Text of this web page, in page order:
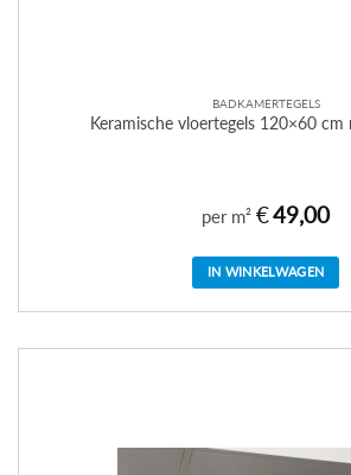
BADKAMERTEGELS
Keramische vloertegels 120×60
per m² €49,00
IN WINKELWAGEN